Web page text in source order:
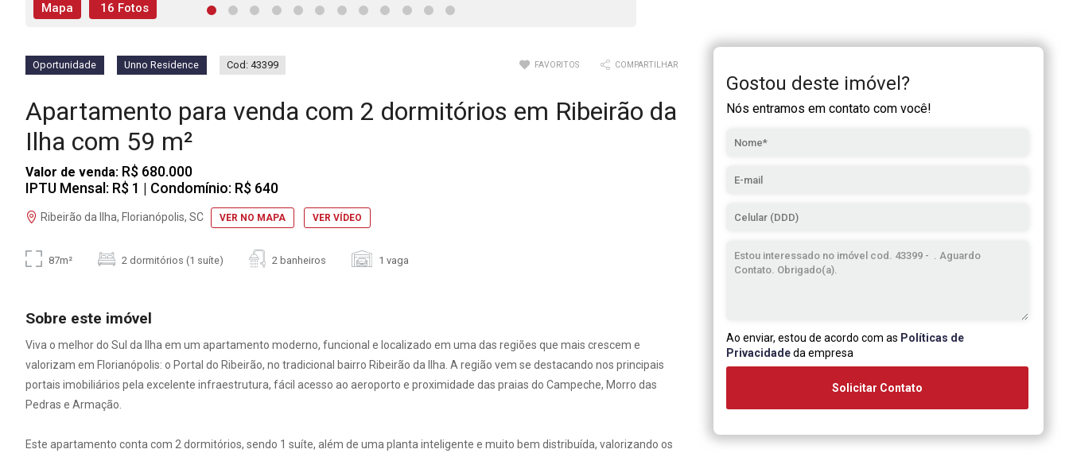
Mapa 16 Fotos
Oportunidade Unno Residence Cod: 43399 FAVORITOS COMPARTILHAR
Apartamento para venda com 2 dormitórios em Ribeirão da
Ilha com 59 m²
Valor de venda: R$ 680.000
IPTU Mensal: R$ 1 | Condomínio: R$ 640
Ribeirão da Ilha, Florianópolis, SC VER NO MAPA VER VÍDEO
87m² 2 dormitórios (1 suíte) 2 banheiros 1 vaga
Sobre este imóvel
Viva o melhor do Sul da Ilha em um apartamento moderno, funcional e localizado em uma das regiões que mais crescem e
valorizam em Florianópolis: o Portal do Ribeirão, no tradicional bairro Ribeirão da Ilha. A região vem se destacando nos principais
portais imobiliários pela excelente infraestrutura, fácil acesso ao aeroporto e proximidade das praias do Campeche, Morro das
Pedras e Armação.
Este apartamento conta com 2 dormitórios, sendo 1 suíte, além de uma planta inteligente e muito bem distribuída, valorizando os
Gostou deste imóvel?
Nós entramos em contato com você!
Ao enviar, estou de acordo com as Políticas de
Privacidadeda empresa
Solicitar Contato